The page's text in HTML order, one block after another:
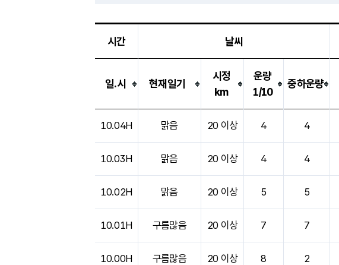
시간 날씨
일.시 현재일기
시정
km
운량
1/10
중하운량
10.04H 맑음 20 이상 4 4
10.03H 맑음 20 이상 4 4
10.02H 맑음 20 이상 5 5
10.01H 구름많음 20 이상 7 7
10.00H 구름많음 20 이상 8 2